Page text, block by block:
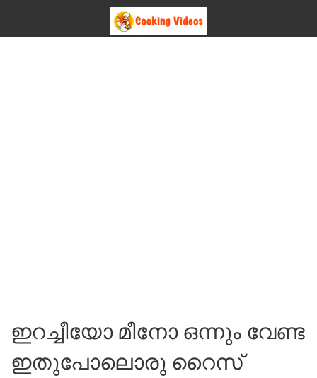
ഇറച്ചീയോ മീനോ ഒന്നും വേണ്ട
ഇതുപോലൊരു റൈസ്